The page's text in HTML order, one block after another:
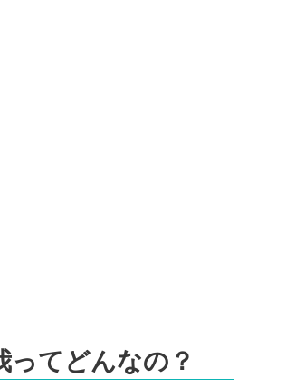
ってどんなの？